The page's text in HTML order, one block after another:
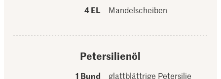
4 EL
Mandelscheiben
Petersilienöl
1 Bund
glattblättrige Petersilie